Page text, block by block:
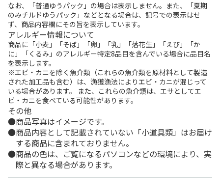
なお、「普通ゆうパック」の場合は表示しません。また、「夏期
のみチルドゆうパック」などとなる場合は、記号での表示はせ
ず、商品内容欄にその旨を表示しています。
アレルギー情報について
商品に「小麦」「そば」「卵」「乳」「落花生」「えび」「か
に」「くるみ」のアレルギー特定8品目を含んでいる場合に品目名
を表示します。
※エビ・カニを除く魚介類（これらの魚介類を原材料として製造
された加工品も含む）は、漁獲漁法によりエビ・カニが混じって
いる場合があります。 また、これらの魚介類は、エサとしてエ
ビ・カニを食べている可能性があります。
その他
商品写真はイメージです。
商品内容として記載されていない「小道具類」はお届け
する商品に含まれておりません。
商品の色は、ご覧になるパソコンなどの環境により、実
際と異なる場合があります。